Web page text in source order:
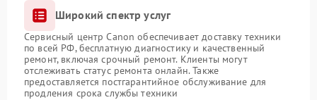
Широкий спектр услуг
Сервисный центр Canon обеспечивает доставку техники
по всей РФ, бесплатную диагностику и качественный
ремонт, включая срочный ремонт. Клиенты могут
отслеживать статус ремонта онлайн. Также
предоставляется постгарантийное обслуживание для
продления срока службы техники